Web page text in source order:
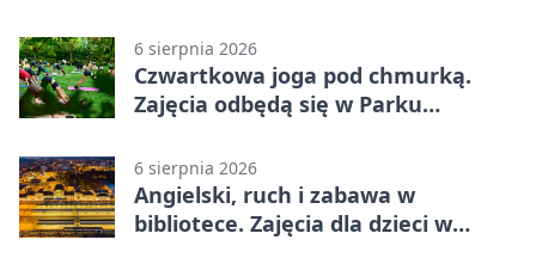
6 sierpnia 2026
Czwartkowa joga pod chmurką.
Zajęcia odbędą się w Parku
6 sierpnia 2026
Angielski, ruch i zabawa w
bibliotece. Zajęcia dla dzieci w